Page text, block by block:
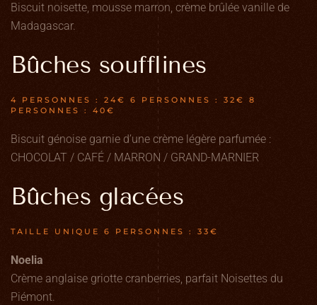
Biscuit noisette, mousse marron, crème brûlée vanille de
Madagascar.
Bûches soufflines
4 PERSONNES : 24€ 6 PERSONNES : 32€ 8
PERSONNES : 40€
Biscuit génoise garnie d’une crème légère parfumée :
CHOCOLAT / CAFÉ / MARRON / GRAND-MARNIER
Bûches glacées
TAILLE UNIQUE 6 PERSONNES : 33€
Noelia
Crème anglaise griotte cranberries, parfait Noisettes du
Piémont.